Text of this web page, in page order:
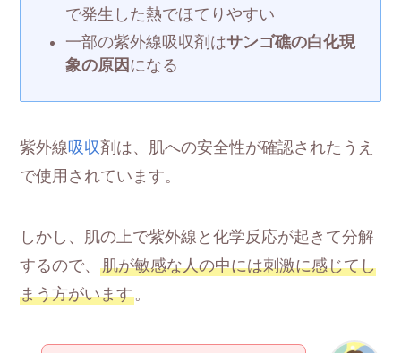
で発生した熱でほてりやすい
一部の紫外線吸収剤はサンゴ礁の白化現
象の原因 になる
紫外線吸収剤は、肌への安全性が確認されたうえ
で使用されています。
しかし、肌の上で紫外線と化学反応が起きて分解
するので、肌が敏感な人の中には刺激に感じてし
まう方がいます。